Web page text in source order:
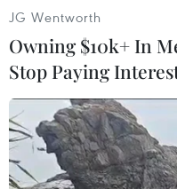
#vận động tranh cử
#ứng cử viên
#cử tri
Theo dõi VietnamPlus
JG Wentworth
Owning $10k+ In
Stop Paying